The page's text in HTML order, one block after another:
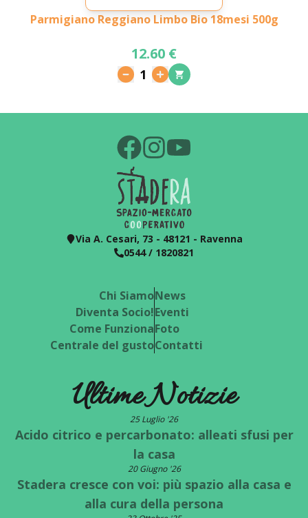
Parmigiano Reggiano Limbo Bio 18mesi 500g
12.60 €
1
Via A. Cesari, 73 - 48121 - Ravenna
0544 / 1820821
Chi Siamo
Diventa Socio!
Come Funziona
Centrale del gusto
News
Eventi
Foto
Contatti
Ultime Notizie
25 Luglio '26
Acido citrico e percarbonato: alleati sfusi per
la casa
20 Giugno '26
Stadera cresce con voi: più spazio alla casa e
alla cura della persona